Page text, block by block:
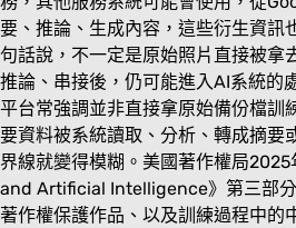
要、推論、生成內容，這些衍生資訊
句話說，不一定是原始照片直接被拿
推論、串接後，仍可能進入AI系統的
平台常強調並非直接拿原始備份檔訓
要資料被系統讀取、分析、轉成摘要
界線就變得模糊。美國著作權局
and Artificial Intelligence》第三部
著作權保護作品、以及訓練過程中的